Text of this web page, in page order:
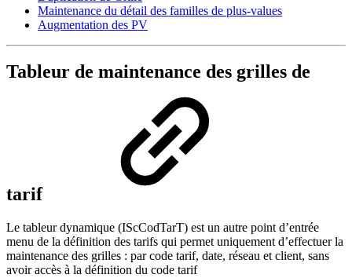
Maintenance du détail des familles de plus-values
Augmentation des PV
Tableur de maintenance des grilles de
tarif
Le tableur dynamique (IScCodTarT) est un autre point d’entrée
menu de la définition des tarifs qui permet uniquement d’effectuer la
maintenance des grilles : par code tarif, date, réseau et client, sans
avoir accès à la définition du code tarif